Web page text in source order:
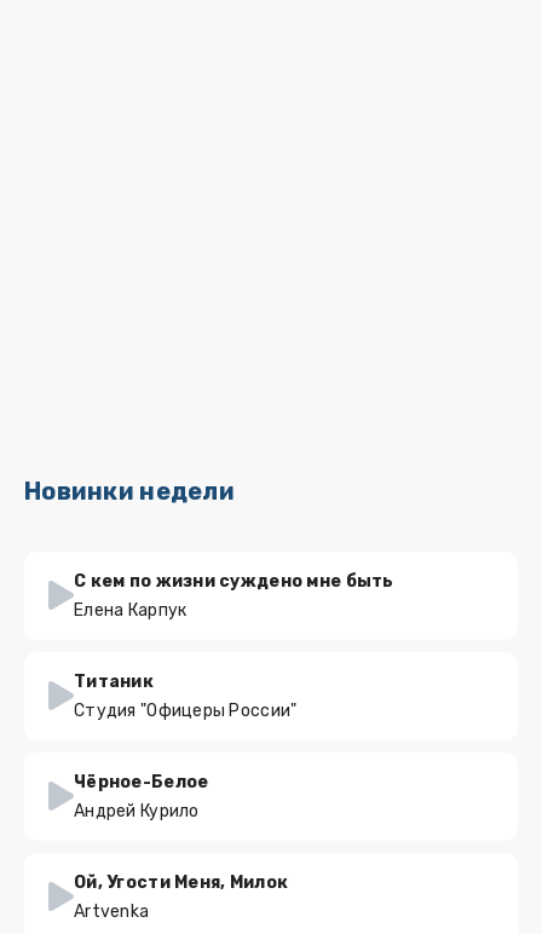
Новинки недели
С кем по жизни суждено мне быть
Елена Карпук
Титаник
Студия "Офицеры России"
Чёрное-Белое
Андрей Курило
Ой, Угости Меня, Милок
Artvenka